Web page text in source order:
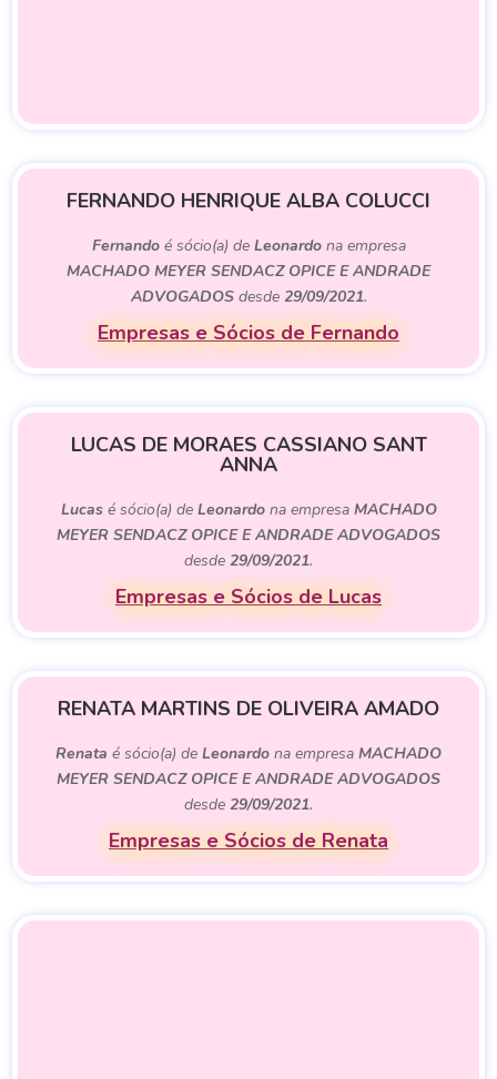
FERNANDO HENRIQUE ALBA COLUCCI
Fernandoé sócio(a) de Leonardona empresa
MACHADO MEYER SENDACZ OPICE E ANDRADE
ADVOGADOSdesde 29/09/2021.
Empresas e Sócios de Fernando
LUCAS DE MORAES CASSIANO SANT
ANNA
Lucasé sócio(a) de Leonardona empresa MACHADO
MEYER SENDACZ OPICE E ANDRADE ADVOGADOS
desde 29/09/2021.
Empresas e Sócios de Lucas
RENATA MARTINS DE OLIVEIRA AMADO
Renata é sócio(a) de Leonardo na empresa MACHADO
MEYER SENDACZ OPICE E ANDRADE ADVOGADOS
desde 29/09/2021.
Empresas e Sócios de Renata